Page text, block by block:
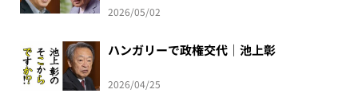
2026/05/02
ハンガリーで政権交代｜池上彰
2026/04/25